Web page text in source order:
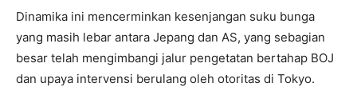
Dinamika ini mencerminkan kesenjangan suku bunga
yang masih lebar antara Jepang dan AS, yang sebagian
besar telah mengimbangi jalur pengetatan bertahap BOJ
dan upaya intervensi berulang oleh otoritas di Tokyo.